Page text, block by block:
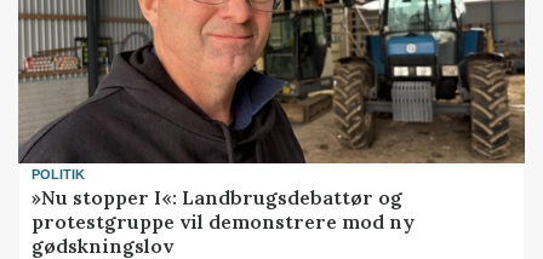
POLITIK
»Nu stopper I«: Landbrugsdebattør og
protestgruppe vil demonstrere mod ny
gødskningslov